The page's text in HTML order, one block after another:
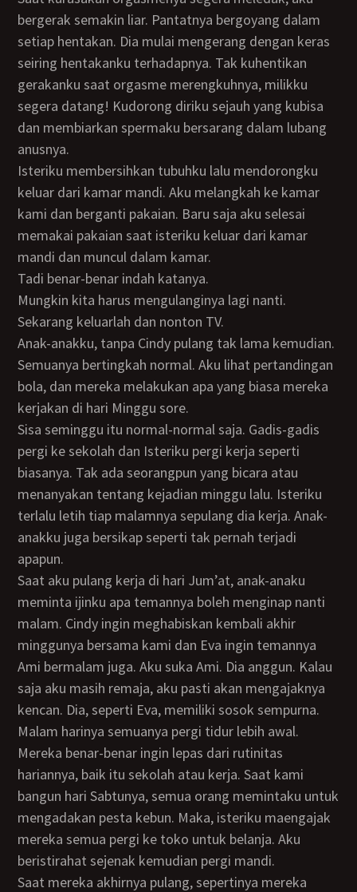
bergerak semakin liar. Pantatnya bergoyang dalam
setiap hentakan. Dia mulai mengerang dengan keras
seiring hentakanku terhadapnya. Tak kuhentikan
gerakanku saat orgasme merengkuhnya, milikku
segera datang! Kudorong diriku sejauh yang kubisa
dan membiarkan spermaku bersarang dalam lubang
anusnya.
Isteriku membersihkan tubuhku lalu mendorongku
keluar dari kamar mandi. Aku melangkah ke kamar
kami dan berganti pakaian. Baru saja aku selesai
memakai pakaian saat isteriku keluar dari kamar
mandi dan muncul dalam kamar.
Tadi benar-benar indah katanya.
Mungkin kita harus mengulanginya lagi nanti.
Sekarang keluarlah dan nonton TV.
Anak-anakku, tanpa Cindy pulang tak lama kemudian.
Semuanya bertingkah normal. Aku lihat pertandingan
bola, dan mereka melakukan apa yang biasa mereka
kerjakan di hari Minggu sore.
Sisa seminggu itu normal-normal saja. Gadis-gadis
pergi ke sekolah dan Isteriku pergi kerja seperti
biasanya. Tak ada seorangpun yang bicara atau
menanyakan tentang kejadian minggu lalu. Isteriku
terlalu letih tiap malamnya sepulang dia kerja. Anak-
anakku juga bersikap seperti tak pernah terjadi
apapun.
Saat aku pulang kerja di hari Jum’at, anak-anaku
meminta ijinku apa temannya boleh menginap nanti
malam. Cindy ingin meghabiskan kembali akhir
minggunya bersama kami dan Eva ingin temannya
Ami bermalam juga. Aku suka Ami. Dia anggun. Kalau
saja aku masih remaja, aku pasti akan mengajaknya
kencan. Dia, seperti Eva, memiliki sosok sempurna.
Malam harinya semuanya pergi tidur lebih awal.
Mereka benar-benar ingin lepas dari rutinitas
hariannya, baik itu sekolah atau kerja. Saat kami
bangun hari Sabtunya, semua orang memintaku untuk
mengadakan pesta kebun. Maka, isteriku maengajak
mereka semua pergi ke toko untuk belanja. Aku
beristirahat sejenak kemudian pergi mandi.
Saat mereka akhirnya pulang, sepertinya mereka